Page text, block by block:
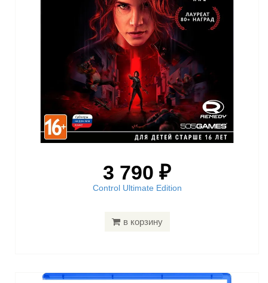
3 790 ₽
Control Ultimate Edition
в корзину